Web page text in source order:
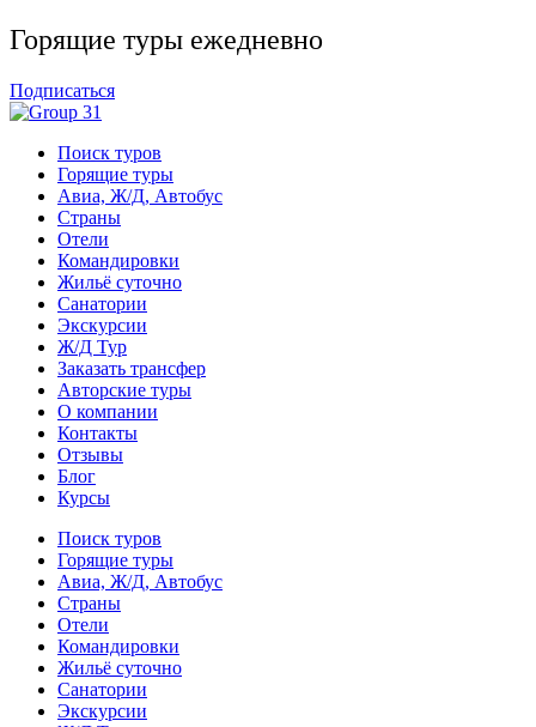
Горящие туры ежедневно
Подписаться
Поиск туров
Горящие туры
Авиа, Ж/Д, Автобус
Страны
Отели
Командировки
Жильё суточно
Санатории
Экскурсии
Ж/Д Тур
Заказать трансфер
Авторские туры
О компании
Контакты
Отзывы
Блог
Курсы
Поиск туров
Горящие туры
Авиа, Ж/Д, Автобус
Страны
Отели
Командировки
Жильё суточно
Санатории
Экскурсии